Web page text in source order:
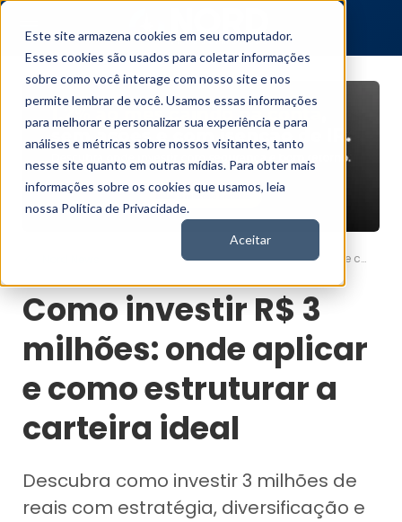
Este site armazena cookies em seu computador.
Esses cookies são usados para coletar informações
sobre como você interage com nosso site e nos
permite lembrar de você. Usamos essas informações
para melhorar e personalizar sua experiência e para
análises e métricas sobre nossos visitantes, tanto
nesse site quanto em outras mídias. Para obter mais
informações sobre os cookies que usamos, leia
nossa Política de Privacidade.
Aceitar
Como investir R$ 3 milhões: onde aplicar e como estruturar a carteira ideal
Como investir R$ 3
milhões: onde aplicar
e como estruturar a
carteira ideal
Descubra como investir 3 milhões de
reais com estratégia, diversificação e